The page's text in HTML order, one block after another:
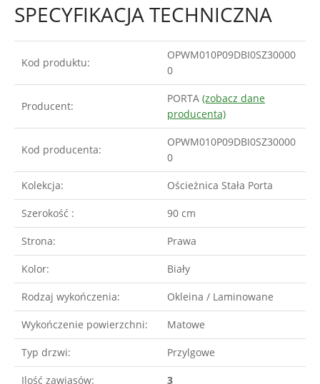
SPECYFIKACJA TECHNICZNA
Kod produktu:
OPWM010P09DBI0SZ30000
0
Producent:
PORTA (zobacz dane
producenta)
Kod producenta:
OPWM010P09DBI0SZ30000
0
Kolekcja: Ościeżnica Stała Porta
Szerokość : 90 cm
Strona: Prawa
Kolor: Biały
Rodzaj wykończenia: Okleina / Laminowane
Wykończenie powierzchni: Matowe
Typ drzwi: Przylgowe
Ilość zawiasów: 3